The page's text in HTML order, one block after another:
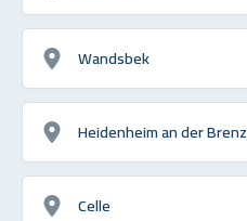
Wandsbek
Heidenheim an der Brenz
Celle